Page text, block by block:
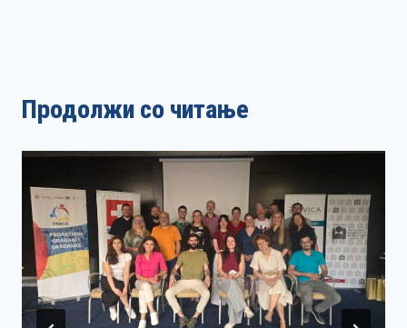
Продолжи со читање